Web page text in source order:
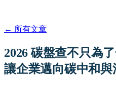
← 所有文章
2026 碳盤查不只為
讓企業邁向碳中和與